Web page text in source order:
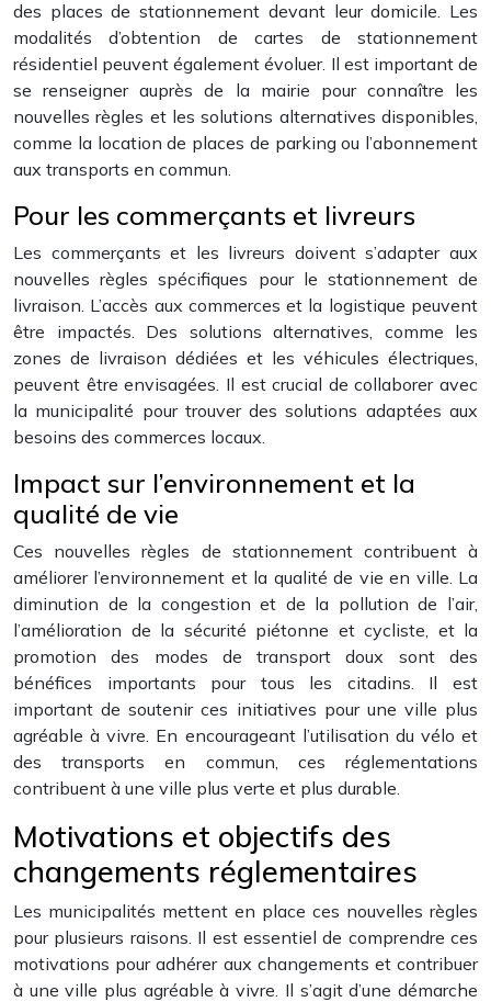
des places de stationnement devant leur domicile. Les
modalités d’obtention de cartes de stationnement
résidentiel peuvent également évoluer. Il est important de
se renseigner auprès de la mairie pour connaître les
nouvelles règles et les solutions alternatives disponibles,
comme la location de places de parking ou l’abonnement
aux transports en commun.
Pour les commerçants et livreurs
Les commerçants et les livreurs doivent s’adapter aux
nouvelles règles spécifiques pour le stationnement de
livraison. L’accès aux commerces et la logistique peuvent
être impactés. Des solutions alternatives, comme les
zones de livraison dédiées et les véhicules électriques,
peuvent être envisagées. Il est crucial de collaborer avec
la municipalité pour trouver des solutions adaptées aux
besoins des commerces locaux.
Impact sur l’environnement et la
qualité de vie
Ces nouvelles règles de stationnement contribuent à
améliorer l’environnement et la qualité de vie en ville. La
diminution de la congestion et de la pollution de l’air,
l’amélioration de la sécurité piétonne et cycliste, et la
promotion des modes de transport doux sont des
bénéfices importants pour tous les citadins. Il est
important de soutenir ces initiatives pour une ville plus
agréable à vivre. En encourageant l’utilisation du vélo et
des transports en commun, ces réglementations
contribuent à une ville plus verte et plus durable.
Motivations et objectifs des
changements réglementaires
Les municipalités mettent en place ces nouvelles règles
pour plusieurs raisons. Il est essentiel de comprendre ces
motivations pour adhérer aux changements et contribuer
à une ville plus agréable à vivre. Il s’agit d’une démarche